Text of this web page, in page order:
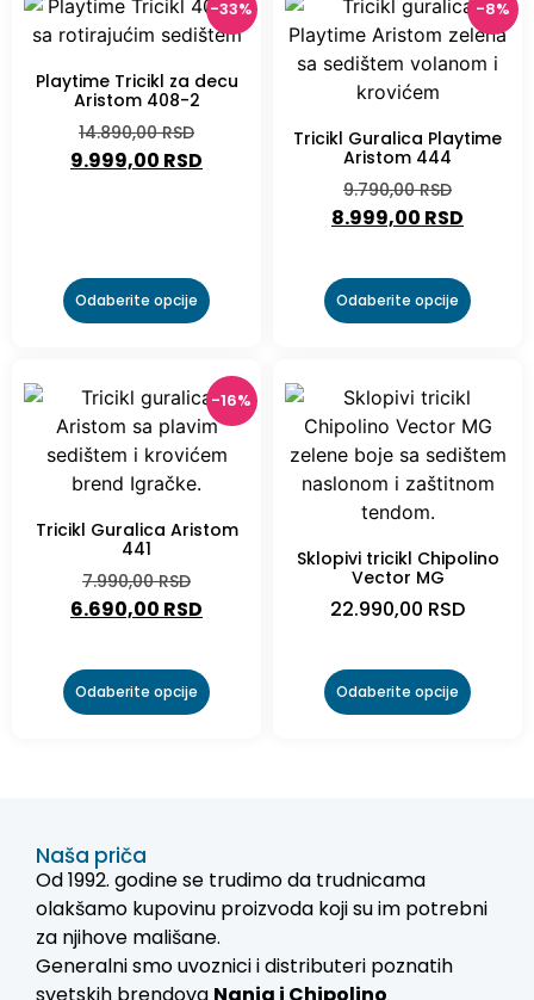
-33%
Playtime Tricikl za decu
Aristom 408-2
14.890,00RSD
9.999,00RSD
Odaberite opcije
-8%
Tricikl Guralica Playtime
Aristom 444
9.790,00RSD
8.999,00RSD
Odaberite opcije
-16%
Tricikl Guralica Aristom
441
7.990,00RSD
6.690,00RSD
Odaberite opcije
Sklopivi tricikl Chipolino
Vector MG
22.990,00 RSD
Odaberite opcije
Naša priča
Od 1992. godine se trudimo da trudnicama
olakšamo kupovinu proizvoda koji su im potrebni
za njihove mališane.
Generalni smo uvoznici i distributeri poznatih